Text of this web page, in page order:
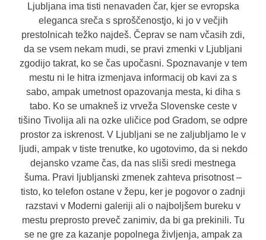
Ljubljana ima tisti nenavaden čar, kjer se evropska
eleganca sreča s sproščenostjo, ki jo v večjih
prestolnicah težko najdeš. Čeprav se nam včasih zdi,
da se vsem nekam mudi, se pravi zmenki v Ljubljani
zgodijo takrat, ko se čas upočasni. Spoznavanje v tem
mestu ni le hitra izmenjava informacij ob kavi za s
sabo, ampak umetnost opazovanja mesta, ki diha s
tabo. Ko se umakneš iz vrveža Slovenske ceste v
tišino Tivolija ali na ozke uličice pod Gradom, se odpre
prostor za iskrenost. V Ljubljani se ne zaljubljamo le v
ljudi, ampak v tiste trenutke, ko ugotovimo, da si nekdo
dejansko vzame čas, da nas sliši sredi mestnega
šuma. Pravi ljubljanski zmenek zahteva prisotnost –
tisto, ko telefon ostane v žepu, ker je pogovor o zadnji
razstavi v Moderni galeriji ali o najboljšem bureku v
mestu preprosto preveč zanimiv, da bi ga prekinili. Tu
se ne gre za kazanje popolnega življenja, ampak za